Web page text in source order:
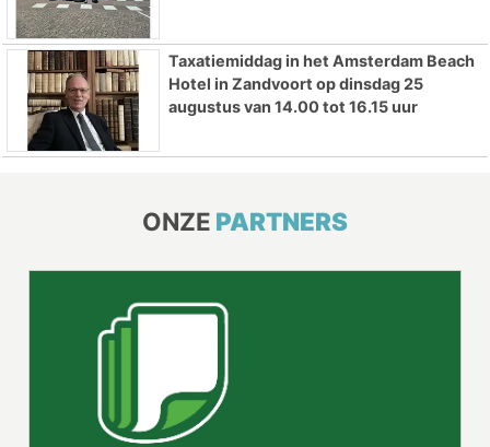
Taxatiemiddag in het Amsterdam Beach
Hotel in Zandvoort op dinsdag 25
augustus van 14.00 tot 16.15 uur
ONZE PARTNERS